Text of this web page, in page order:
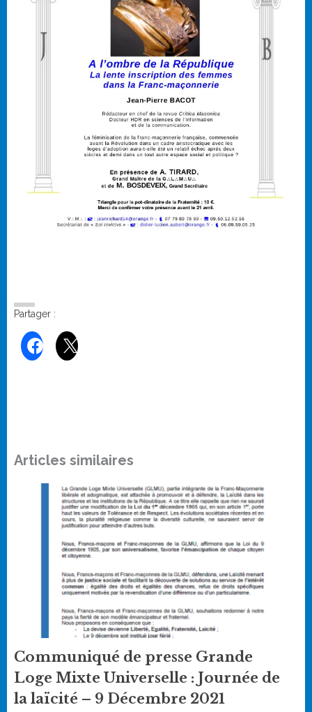
Partager :
Articles similaires
Communiqué de presse Grande
Loge Mixte Universelle : Journée de
la laïcité – 9 Décembre 2021